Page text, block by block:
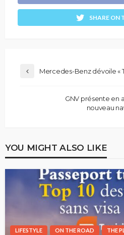
SHARE ON
Mercedes-Benz dévoile «
GNV présente en
nouveau
YOU MIGHT ALSO LIKE
LIFESTYLE ON THE ROAD THE